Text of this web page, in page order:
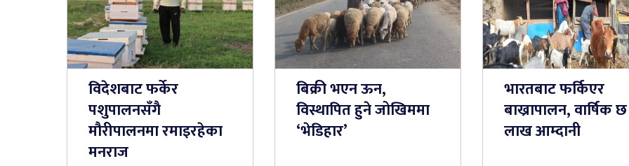
विदेशबाट फर्केर
पशुपालनसँगै
मौरीपालनमा रमाइरहेका
मनराज
बिक्री भएन ऊन,
विस्थापित हुने जोखिममा
‘भेडिहार’
भारतबाट फर्किएर
बाख्रापालन, वार्षिक छ
लाख आम्दानी